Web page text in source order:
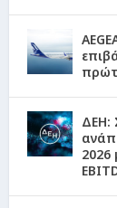
ΔΕΗ:
2026